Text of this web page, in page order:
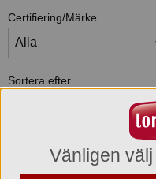
Certifiering/Märke
Sortera efter
Visa standardläge 2
Vänligen